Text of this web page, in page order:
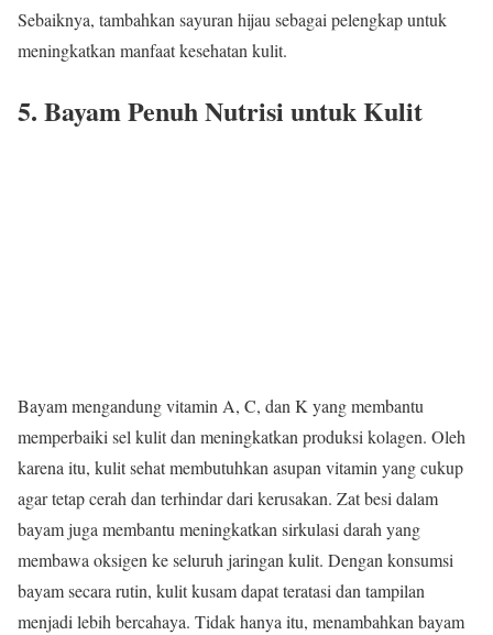
Sebaiknya, tambahkan sayuran hijau sebagai pelengkap untuk
meningkatkan manfaat kesehatan kulit.
5. Bayam Penuh Nutrisi untuk Kulit
Bayam mengandung vitamin A, C, dan K yang membantu
memperbaiki sel kulit dan meningkatkan produksi kolagen. Oleh
karena itu, kulit sehat membutuhkan asupan vitamin yang cukup
agar tetap cerah dan terhindar dari kerusakan. Zat besi dalam
bayam juga membantu meningkatkan sirkulasi darah yang
membawa oksigen ke seluruh jaringan kulit. Dengan konsumsi
bayam secara rutin, kulit kusam dapat teratasi dan tampilan
menjadi lebih bercahaya. Tidak hanya itu, menambahkan bayam